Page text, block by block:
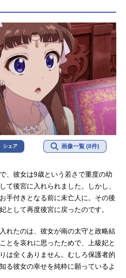
シェア 画像一覧 (8件)
、彼女は9歳という若さで重度の幼
て後宮に入れられました。しかし、
手付きとなる前に未亡人に。その後
として再度後宮に戻ったのです。
れたのは、彼女が南の太守と政略結
とを哀れに思ったためで、上級妃と
は全くありません。むしろ保護者的
る彼女の幸せを純粋に願っているよ